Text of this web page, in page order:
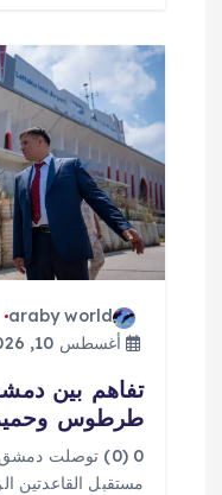
araby world
أغسطس 10, 2026
تفاهم بين
طرطوس
0 (0) توصلت
مستقبل